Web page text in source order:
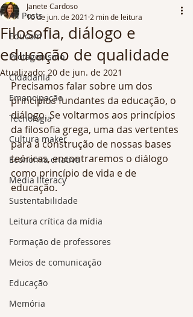
All Posts
Educom
Protagonismo
Cidadania
Emancipação
Tecnologia
Cultura maker
Economia criativa
Media literacy
Sustentabilidade
Leitura crítica da mídia
Formação de professores
Meios de comunicação
Educação
Memória
Filosofia, diálogo e
educação de qualidade
Janete Cardoso
10 de jun. de 2021 2 min de leitura
Atualizado: 20 de jun. de 2021
Precisamos falar sobre um dos
princípios fundantes da educação, o
diálogo. Se voltarmos aos princípios
da filosofia grega, uma das vertentes
para a construção de nossas bases
teóricas, encontraremos o diálogo
como princípio de vida e de
educação.